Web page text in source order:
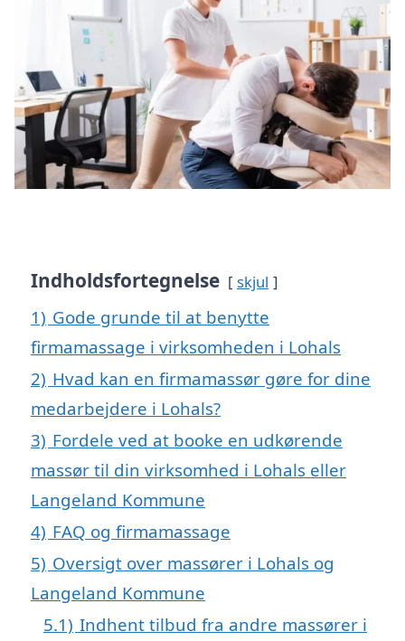
Indholdsfortegnelse skjul
1) Gode grunde til at benytte
firmamassage i virksomheden i Lohals
2) Hvad kan en firmamassør gøre for dine
medarbejdere i Lohals?
3) Fordele ved at booke en udkørende
massør til din virksomhed i Lohals eller
Langeland Kommune
4) FAQ og firmamassage
5) Oversigt over massører i Lohals og
Langeland Kommune
5.1) Indhent tilbud fra andre massører i